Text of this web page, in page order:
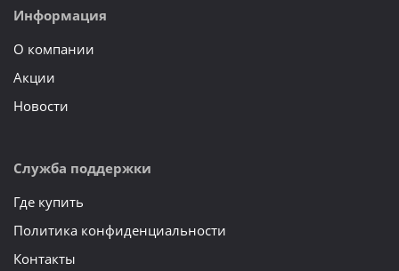
Информация
О компании
Акции
Новости
Служба поддержки
Где купить
Политика конфиденциальности
Контакты